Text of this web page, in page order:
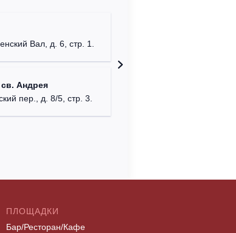
Вал, д. 6, стр. 1.
Андрея
пер., д. 8/5, стр. 3.
ПЛОЩАДКИ
Бар/Ресторан/Кафе